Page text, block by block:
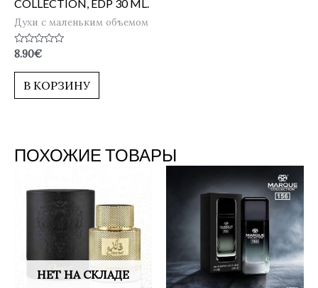
COLLECTION, EDP 30 ML.
Духи с маленьким объемом
Оценка
из
8.90€
В КОРЗИНУ
ПОХОЖИЕ ТОВАРЫ
НЕТ НА СКЛАДЕ